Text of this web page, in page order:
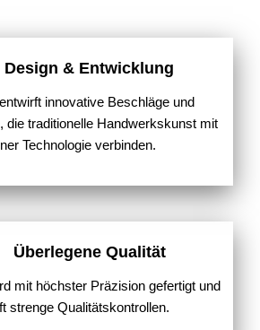
Design & Entwicklung
innovative Beschläge und
die traditionelle Handwerkskunst mit
Technologie verbinden.
Überlegene Qualität
mit höchster Präzision gefertigt und
strenge Qualitätskontrollen.